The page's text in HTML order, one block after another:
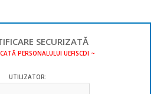
SECURIZATĂ
PERSONALULUI UEFISCDI ~
UTILIZATOR: